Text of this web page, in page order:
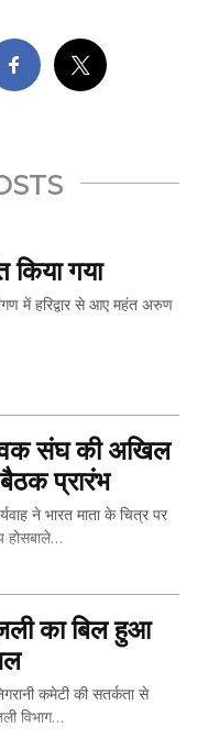
किया गया
में हरिद्वार से आए महंत अरुण
संघ की अखिल
प्रारंभ
ने भारत माता के चित्र पर
होसबाले…
का बिल हुआ
कमेटी की सतर्कता से
विभाग…